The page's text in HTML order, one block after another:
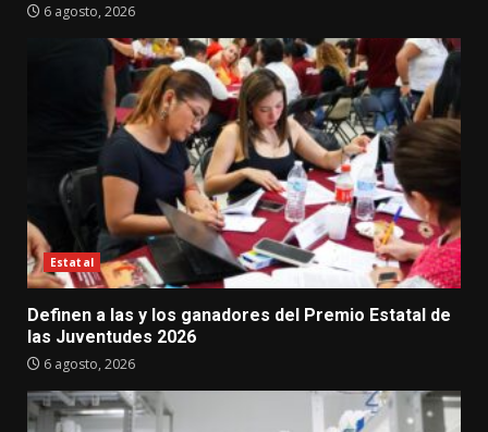
6 agosto, 2026
Estatal
Definen a las y los ganadores del Premio Estatal de
las Juventudes 2026
6 agosto, 2026